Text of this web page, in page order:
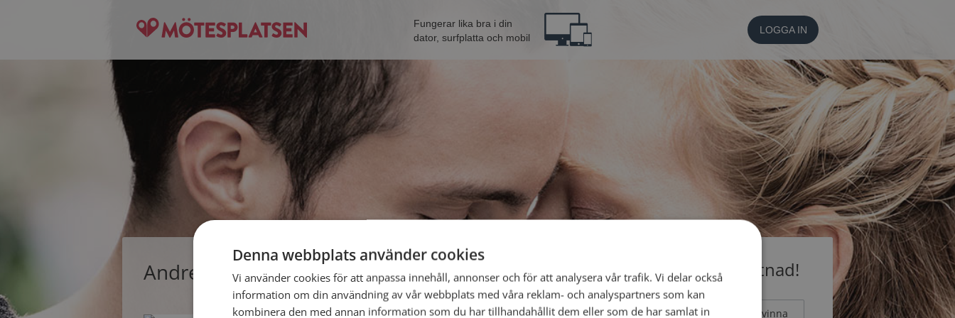
Fungerar lika bra i din
dator, surfplatta och mobil
LOGGA IN
Andreas, singelman från Lindesberg Bli medlem utan kostnad!
Jag är en: Man Kvinna
Denna webbplats använder cookies
Vi använder cookies för att anpassa innehåll, annonser och för att analysera vår trafik. Vi delar också
information om din användning av vår webbplats med våra reklam- och analyspartners som kan
kombinera den med annan information som du har tillhandahållit dem eller som de har samlat in